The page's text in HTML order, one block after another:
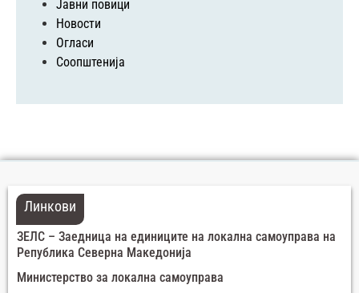
Јавни повици
Новости
Огласи
Соопштенија
Линкови
ЗЕЛС – Заедница на единиците на локална самоуправа на
Република Северна Македонија
Министерство за локална самоуправа